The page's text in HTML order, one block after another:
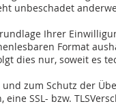
unbeschadet
Ihrer
Format
dies nur, soweit es
zum Schutz der
SSL- bzw.